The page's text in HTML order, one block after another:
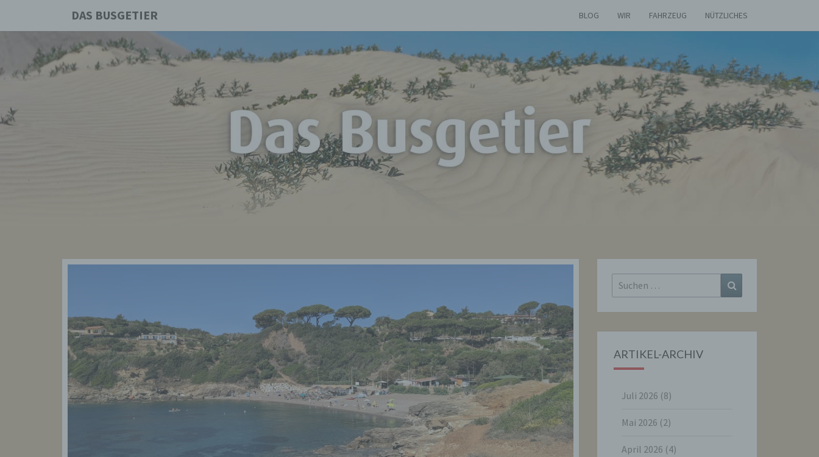
DAS BUSGETIER BLOG WIR FAHRZEUG NÜTZLICHES
DAS
BUSGETIER
Unterwegs
Mit Mr. Vu
Suchen
nach:
ARTIKEL-ARCHIV
Juli 2026 (8)
Mai 2026 (2)
April 2026 (4)